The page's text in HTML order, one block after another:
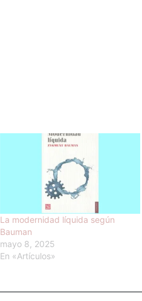
La modernidad líquida según
Bauman
mayo 8, 2025
En «Artículos»